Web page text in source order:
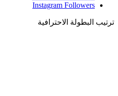
Instagram Followers
ترتيب البطولة الاحترافية